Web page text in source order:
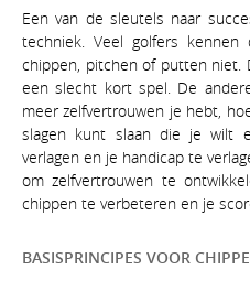
Een van de sleutels naar
techniek. Veel golfers
chippen, pitchen of putten niet.
een slecht kort spel. De
meer zelfvertrouwen je hebt,
slagen kunt slaan die je wilt
verlagen en je handicap te
om zelfvertrouwen te
chippen te verbeteren en je
BASISPRINCIPES VOOR